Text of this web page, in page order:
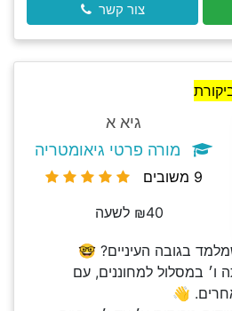
צור קשר
גיא א
מורה פרטי גיאומטריה
9 משובים
₪40 לשעה
בגובה העיניים? 🤓
ו׳ במסלול למחוננים, עם
👋